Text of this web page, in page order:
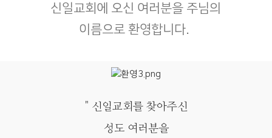
신일교회에 오신 여러분을 주님의
이름으로 환영합니다.
" 신일교회를 찾아주신
성도 여러분을